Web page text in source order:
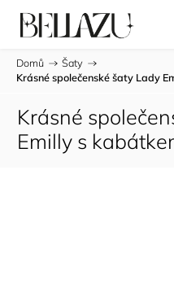
Domů / Šaty /
Krásné společenské šaty Lady
Krásné
Emilly s